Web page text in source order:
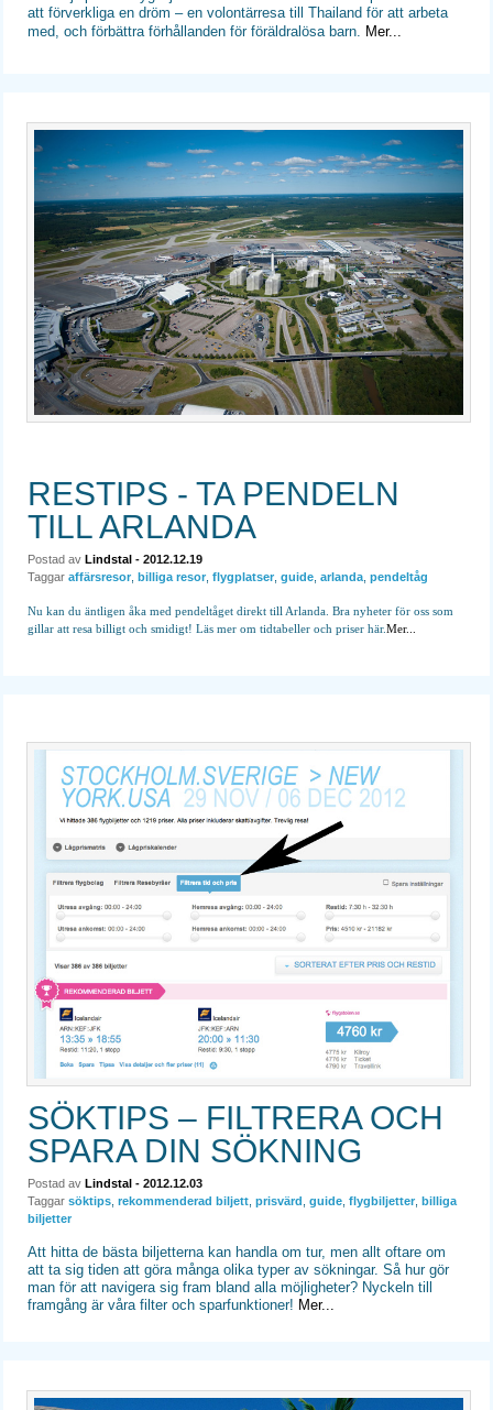
att förverkliga en dröm – en volontärresa till Thailand för att arbeta
med, och förbättra förhållanden för föräldralösa barn.
Mer...
RESTIPS - TA PENDELN
TILL ARLANDA
Postad avLindstal - 2012.12.19
Taggar affärsresor ,billiga resor ,flygplatser ,guide ,arlanda ,pendeltåg
Nu kan du äntligen åka med pendeltåget direkt till Arlanda. Bra nyheter för oss som
gillar att resa billigt och smidigt! Läs mer om tidtabeller och priser här.Mer...
SÖKTIPS – FILTRERA OCH
SPARA DIN SÖKNING
Postad avLindstal - 2012.12.03
Taggar söktips ,rekommenderad biljett ,prisvärd ,guide ,flygbiljetter ,billiga
biljetter
Att hitta de bästa biljetterna kan handla om tur, men allt oftare om
att ta sig tiden att göra många olika typer av sökningar. Så hur gör
man för att navigera sig fram bland alla möjligheter? Nyckeln till
framgång är våra filter och sparfunktioner! Mer...